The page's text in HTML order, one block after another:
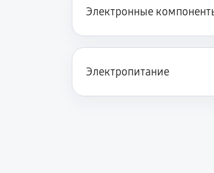
Электронные
Электропитание